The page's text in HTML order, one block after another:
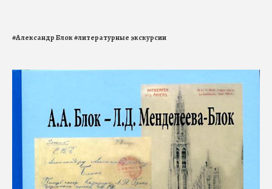
#Александр Блок#литературные экскурсии